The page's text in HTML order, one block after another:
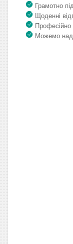
Грамотно
Щоденні
Професійно
Можемо